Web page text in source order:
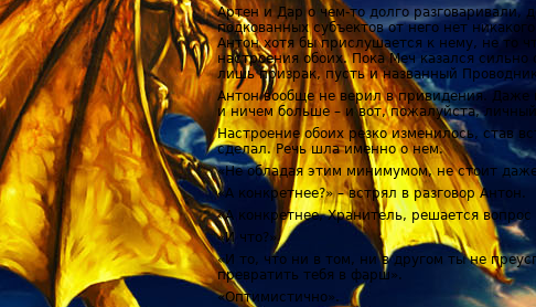
Артен и Дар о чем-то долго разговаривали,
подкованных субъектов от него нет
Антон хотя бы прислушается к нему, не то
настроения обоих. Пока Меч казался
лишь призрак, пусть и названный
Антон вообще не верил в привидения. Даже
и ничем больше – и вот, пожалуйста,
Настроение обоих резко изменилось, став
сделал. Речь шла именно о нем.
«Не обладая этим минимумом, не стоит
«А конкретнее?» – встрял в разговор Антон.
«А конкретнее, Хранитель, решается
«И что?»
«И то, что ни в том, ни в другом ты не
превратить тебя в фарш».
«Оптимистично».